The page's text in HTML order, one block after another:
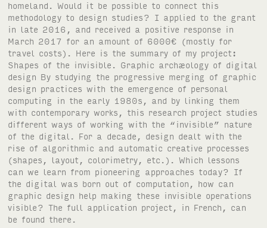
homeland. Would it be possible to connect this
methodology to design studies? I applied to the grant
in late 2016, and received a positive response in
March 2017 for an amount of 6000€ (mostly for
travel costs). Here is the summary of my project:
Shapes of the invisible. Graphic archæology of digital
design By studying the progressive merging of graphic
design practices with the emergence of personal
computing in the early 1980s, and by linking them
with contemporary works, this research project studies
different ways of working with the “invisible” nature
of the digital. For a decade, design dealt with the
rise of algorithmic and automatic creative processes
(shapes, layout, colorimetry, etc.). Which lessons
can we learn from pioneering approaches today? If
the digital was born out of computation, how can
graphic design help making these invisible operations
visible? The full application project, in French, can
be found there.